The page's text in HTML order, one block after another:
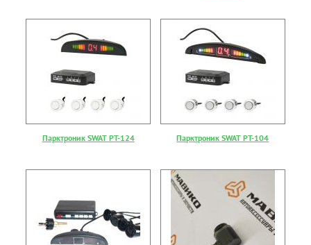
Парктроник SWAT PT-124 Парктроник SWAT PT-104